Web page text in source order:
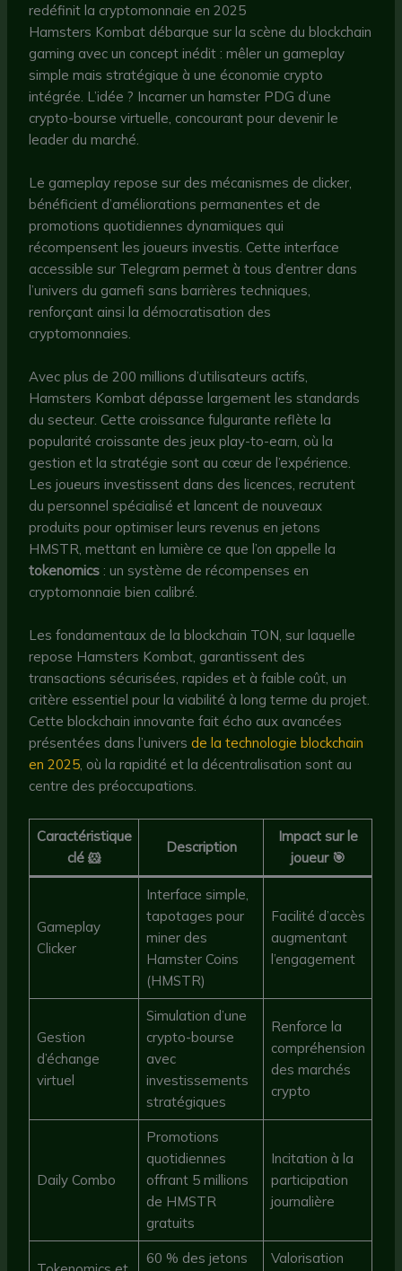
redéfinit la cryptomonnaie en 2025
Hamsters Kombat débarque sur la scène du blockchain
gaming avec un concept inédit : mêler un gameplay
simple mais stratégique à une économie crypto
intégrée. L’idée ? Incarner un hamster PDG d’une
crypto-bourse virtuelle, concourant pour devenir le
leader du marché.
Le gameplay repose sur des mécanismes de clicker,
bénéficient d’améliorations permanentes et de
promotions quotidiennes dynamiques qui
récompensent les joueurs investis. Cette interface
accessible sur Telegram permet à tous d’entrer dans
l’univers du gamefi sans barrières techniques,
renforçant ainsi la démocratisation des
cryptomonnaies.
Avec plus de 200 millions d’utilisateurs actifs,
Hamsters Kombat dépasse largement les standards
du secteur. Cette croissance fulgurante reflète la
popularité croissante des jeux play-to-earn, où la
gestion et la stratégie sont au cœur de l’expérience.
Les joueurs investissent dans des licences, recrutent
du personnel spécialisé et lancent de nouveaux
produits pour optimiser leurs revenus en jetons
HMSTR, mettant en lumière ce que l’on appelle la
tokenomics : un système de récompenses en
cryptomonnaie bien calibré.
Les fondamentaux de la blockchain TON, sur laquelle
repose Hamsters Kombat, garantissent des
transactions sécurisées, rapides et à faible coût, un
critère essentiel pour la viabilité à long terme du projet.
Cette blockchain innovante fait écho aux avancées
présentées dans l’universde la technologie blockchain
en 2025, où la rapidité et la décentralisation sont au
centre des préoccupations.
Caractéristique
clé 🐹
Description
Impact sur le
joueur 🎯
Gameplay
Clicker
Interface simple,
tapotages pour
miner des
Hamster Coins
(HMSTR)
Facilité d’accès
augmentant
l’engagement
Gestion
d’échange
virtuel
Simulation d’une
crypto-bourse
avec
investissements
stratégiques
Renforce la
compréhension
des marchés
crypto
Daily Combo
Promotions
quotidiennes
offrant 5 millions
de HMSTR
gratuits
Incitation à la
participation
journalière
60 % des jetons
Valorisation